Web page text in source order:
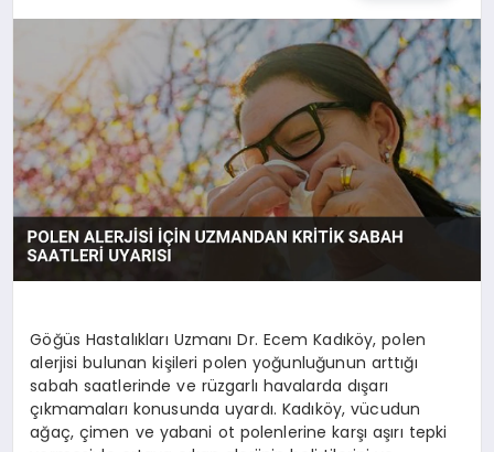
EĞITIM
DÜNYA
YAŞAM
Göğüs Hastalıkları Uzmanı Dr. Ecem Kadıköy, polen
alerjisi bulunan kişileri polen yoğunluğunun arttığı
sabah saatlerinde ve rüzgarlı havalarda dışarı
çıkmamaları konusunda uyardı. Kadıköy, vücudun
ağaç, çimen ve yabani ot polenlerine karşı aşırı tepki